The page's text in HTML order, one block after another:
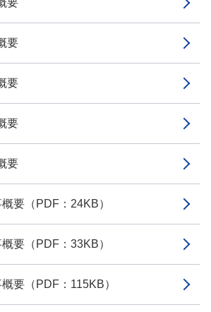
要
要
要
要
要
要（PDF：24KB）
要（PDF：33KB）
要（PDF：115KB）